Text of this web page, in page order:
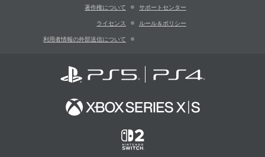
著作権について サポートセンター
ライセンス ルール＆ポリシー
利用者情報の外部送信について